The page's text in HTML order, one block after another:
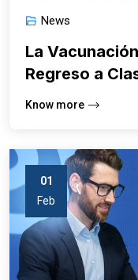
News
La
Regreso a
Know more
01
Feb